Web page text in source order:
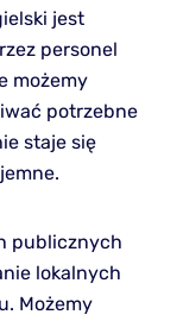
jest
personel
możemy
potrzebne
staje się
publicznych
lokalnych
Możemy